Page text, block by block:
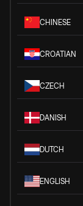
CHINESE
CROATIAN
CZECH
DANISH
DUTCH
ENGLISH